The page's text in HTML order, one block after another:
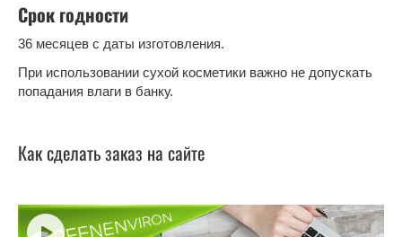
Срок годности
36 месяцев с даты изготовления.
При использовании сухой косметики важно не допускать
попадания влаги в банку.
Как сделать заказ на сайте